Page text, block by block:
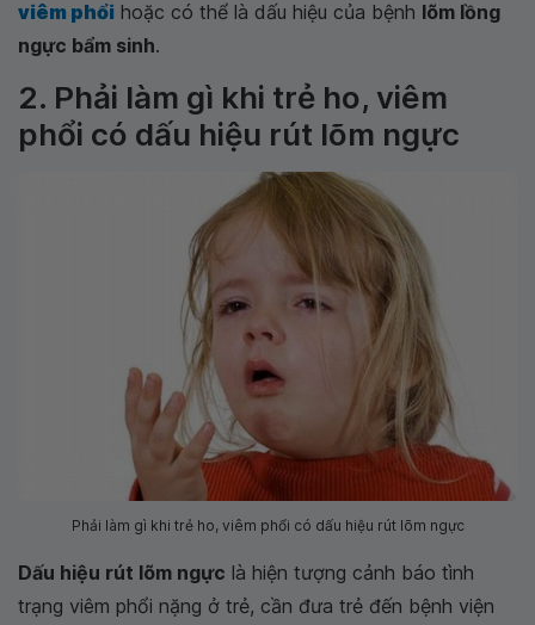
viêm phổi hoặc có thể là dấu hiệu của bệnh lõm lồng
ngực bẩm sinh.
2. Phải làm gì khi trẻ ho, viêm
phổi có dấu hiệu rút lõm ngực
Phải làm gì khi trẻ ho, viêm phổi có dấu hiệu rút lõm ngực
Dấu hiệu rút lõm ngực là hiện tượng cảnh báo tình
trạng viêm phổi nặng ở trẻ, cần đưa trẻ đến bệnh viện